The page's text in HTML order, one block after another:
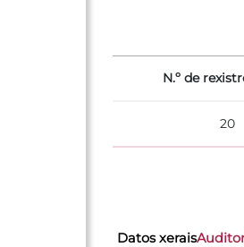
N.º de
20
Datos xerais